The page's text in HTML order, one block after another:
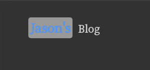
Jason's Blog